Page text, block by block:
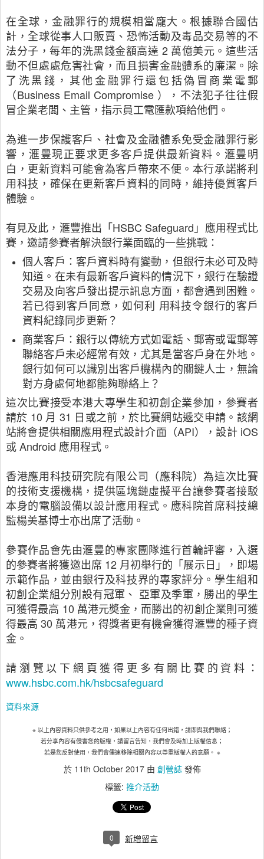
在全球，金融罪行的規模相當龐大。根據聯合國估
計，全球從事人口販賣、恐怖活動及毒品交易等的不
法分子，每年的洗黑錢金額高達 2 萬億美元。這些活
動不但處處危害社會，而且損害金融體系的廉潔。除
了洗黑錢，其他金融罪行還包括偽冒商業電郵
（Business Email Compromise ），不法犯子往往假
冒企業老闆、主管，指示員工電匯款項給他們。
為進一步保護客戶、社會及金融體系免受金融罪行影
響，滙豐現正要求更多客戶提供最新資料。滙豐明
白，更新資料可能會為客戶帶來不便。本行承諾將利
用科技，確保在更新客戶資料的同時，維持優質客戶
體驗。
有見及此，滙豐推出「HSBC Safeguard」應用程式比
賽，邀請參賽者解決銀行業面臨的一些挑戰：
個人客戶：客戶資料時有變動，但銀行未必可及時
知道。在未有最新客戶資料的情況下，銀行在驗證
交易及向客戶發出提示訊息方面，都會遇到困難。
若已得到客戶同意，如何利 用科技令銀行的客戶
資料紀錄同步更新？
商業客戶：銀行以傳統方式如電話、郵寄或電郵等
聯絡客戶未必經常有效，尤其是當客戶身在外地。
銀行如何可以識別出客戶機構內的關鍵人士，無論
對方身處何地都能夠聯絡上？
這次比賽接受本港大專學生和初創企業參加，參賽者
請於 10 月 31 日或之前，於比賽網站遞交申請。該網
站將會提供相關應用程式設計介面（API），設計 iOS
或 Android 應用程式。
香港應用科技研究院有限公司（應科院）為這次比賽
的技術支援機構，提供區塊鏈虛擬平台讓參賽者接駁
本身的電腦設備以設計應用程式。應科院首席科技總
監楊美基博士亦出席了活動。
參賽作品會先由滙豐的專家團隊進行首輪評審，入選
的參賽者將獲邀出席 12 月初舉行的「展示日」，即場
示範作品，並由銀行及科技界的專家評分。學生組和
初創企業組分別設有冠軍、 亞軍及季軍，勝出的學生
可獲得最高 10 萬港元奬金，而勝出的初創企業則可獲
得最高 30 萬港元，得獎者更有機會獲得滙豐的種子資
金。
請瀏覽以下網頁獲得更多有關比賽的資料：
www.hsbc.com.hk/hsbcsafeguard
資料來源
※ 以上內容資料只供參考之用，如果以上內容有任何出錯，請即與我們聯絡；
若分享內容有侵害您的版權，請留言告知，我們會及時加上版權信息；
若是您反對使用，我們會儘速移除相關內容以尊重版權人的意願。 ※
於 11th October 2017由 創營誌發佈
標籤: 推介活動
0 新增留言